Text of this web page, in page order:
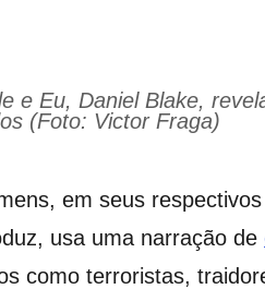
e Eu, Daniel Blake,
(Foto: Victor Fraga)
em seus
usa uma narração de
como terroristas,